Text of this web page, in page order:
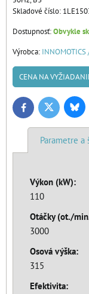
Skladové číslo:
Dostupnosť:Obvykle
Výrobca: INNOMOTICS
CENA NA
FacebookTwitter
Parametre a
Výkon (kW):
110
Otáčky (ot./
3000
Osová výška:
315
Efektivita: